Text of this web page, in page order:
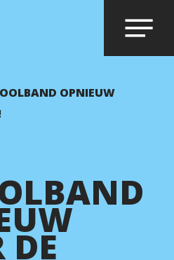
in en druk opOPNIEUW
DE